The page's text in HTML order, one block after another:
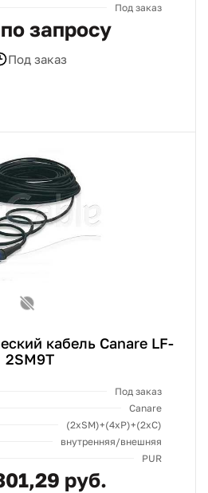
Под заказ
запросу
Под заказ
кабель Canare LF-
2SM9T
Под заказ
Canare
(2хSM)+(4xP)+(2xC)
внутренняя/внешняя
PUR
руб.